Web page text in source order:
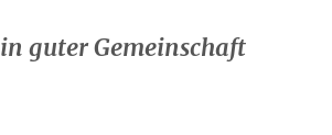
guter Gemeinschaft